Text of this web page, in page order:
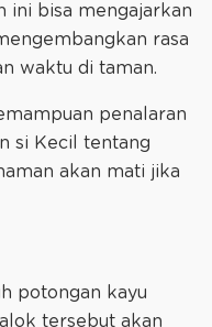
ini bisa mengajarkan
rasa
waktu di taman.
penalaran
si Kecil tentang
akan mati jika
potongan kayu
tersebut akan